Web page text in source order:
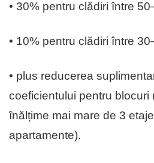
• 30% pentru clădiri între
• 10% pentru clădiri între
• plus reducerea
coeficientului pentru blocuri
înălțime mai mare de 3
apartamente).